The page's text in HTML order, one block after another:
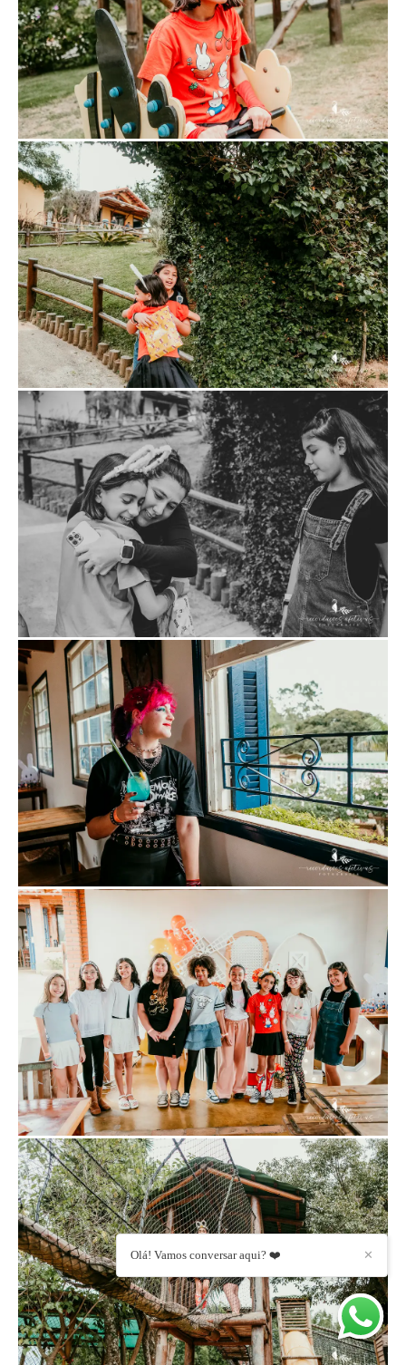
✕
Olá! Vamos conversar aqui? ❤️